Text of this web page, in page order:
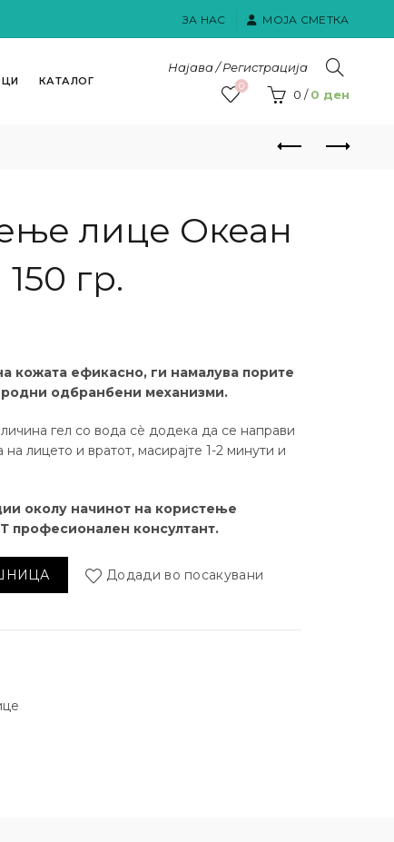
ЗА НАС МОЈА СМЕТКА
КАТАЛОГ
Најава / Регистрација
0
0 / 0 ден
лице Океан
гр.
кожата ефикасно, ги намалува порите
одбранбени механизми.
гел со вода сè додека да се направи
лицето и вратот, масирајте 1-2 минути и
околу начинот на користење
професионален консултант.
од убавина 150 гр. количина
Додади во посакувани